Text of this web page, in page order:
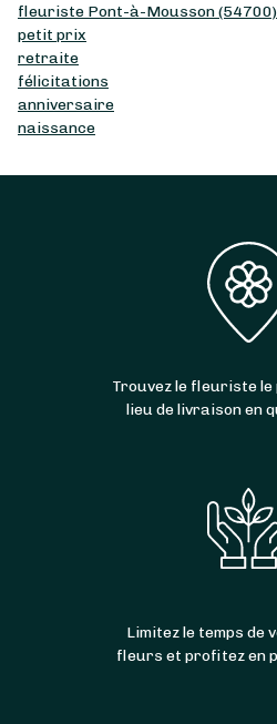
fleuriste Pont-à-Mousson (54700)
petit prix
retraite
félicitations
anniversaire
naissance
Trouvez le fleuriste le
lieu de livraison en
Limitez le temps de
fleurs et profitez en